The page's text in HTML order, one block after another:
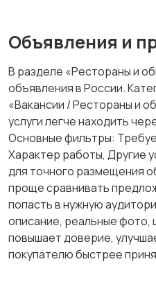
Медицина
Образование и наука
Перевозки, склад,
Объявления и
В разделе «Рестораны и
объявления в России.
«Вакансии / Рестораны и
услуги легче находить
Основные фильтры:
Характер работы, Другие
для точного размещения
проще сравнивать
попасть в нужную
описание, реальные фото,
повышает доверие,
покупателю быстрее